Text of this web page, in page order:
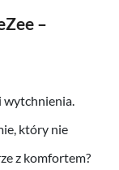
–
wytchnienia.
który nie
z komfortem?